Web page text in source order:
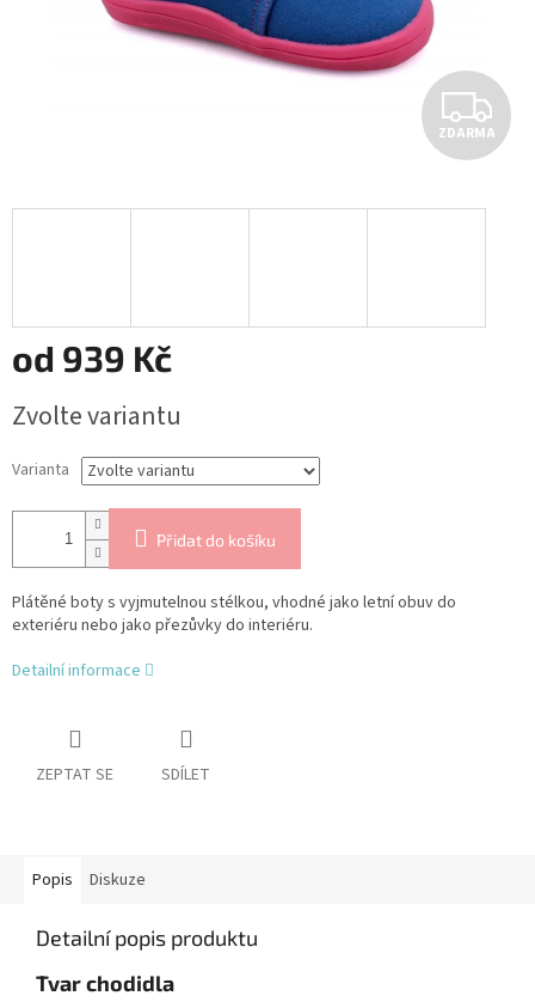
Z
D
ZDARMA
od 939 Kč
cena:
Zvolte variantu
Varianta
Přidat do košíku
Plátěné boty s vyjmutelnou stélkou, vhodné jako letní obuv do
exteriéru nebo jako přezůvky do interiéru.
Detailní informace
ZEPTAT SE SDÍLET
Popis Diskuze
Detailní popis produktu
Tvar chodidla